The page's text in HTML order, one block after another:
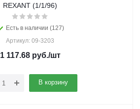
REXANT (1/1/96)
Есть в наличии (127)
Артикул: 09-3203
1 117.68руб./шт
В корзину